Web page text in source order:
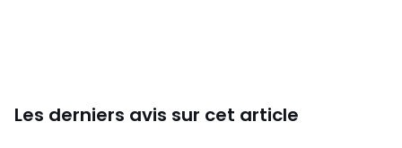
Les derniers avis sur cet article